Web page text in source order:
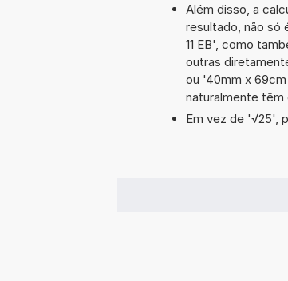
Além disso, a
resultado, não só
11 EB', como
outras
ou '40mm x
naturalmente têm
Em vez de '√25',